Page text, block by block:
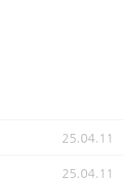
25.04.11
25.04.11